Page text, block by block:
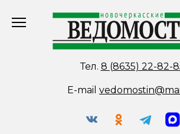
Тел. 8 (8635) 22-82-
E-mail